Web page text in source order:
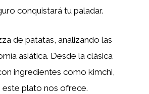
conquistará tu paladar.
de patatas, analizando las
asiática. Desde la clásica
ingredientes como kimchi,
plato nos ofrece.